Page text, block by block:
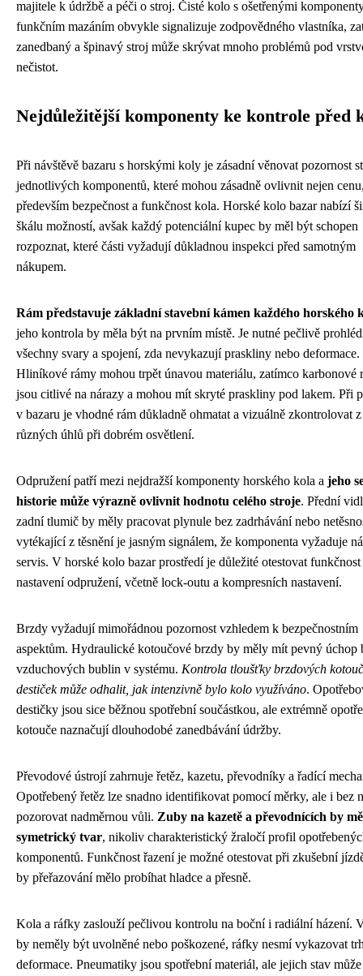
majitele k údržbě a péči o stroj. Čisté kolo s ošetřenými
funkčním mazáním obvykle signalizuje zodpovědného vlastníka,
zanedbaný a špinavý stroj může skrývat mnoho problémů pod
nečistot.
Nejdůležitější komponenty ke kontrole před
Při návštěvě bazaru s horskými koly je zásadní věnovat pozornost
jednotlivých komponentů, které mohou zásadně ovlivnit nejen
především bezpečnost a funkčnost kola. Horské kolo bazar nabízí
škálu možností, avšak každý potenciální kupec by měl být schopen
rozpoznat, které části vyžadují důkladnou inspekci před samotným
nákupem.
Rám představuje základní stavební kámen každého horského
jeho kontrola by měla být na prvním místě. Je nutné pečlivě
všechny svary a spojení, zda nevykazují praskliny nebo deformace.
Hliníkové rámy mohou trpět únavou materiálu, zatímco karbonové
jsou citlivé na nárazy a mohou mít skryté praskliny pod lakem. Při
v bazaru je vhodné rám důkladně ohmatat a vizuálně zkontrolovat z
různých úhlů při dobrém osvětlení.
Odpružení patří mezi nejdražší komponenty horského kola a jeho
historie může výrazně ovlivnit hodnotu celého stroje. Přední
zadní tlumič by měly pracovat plynule bez zadrhávání nebo
vytékající z těsnění je jasným signálem, že komponenta vyžaduje
servis. V horské kolo bazar prostředí je důležité otestovat funkčnost
nastavení odpružení, včetně lock-outu a kompresních nastavení.
Brzdy vyžadují mimořádnou pozornost vzhledem k bezpečnostním
aspektům. Hydraulické kotoučové brzdy by měly mít pevný úchop
vzduchových bublin v systému. Kontrola tloušťky brzdových
destiček může odhalit, jak intenzivně bylo kolo využíváno.
destičky jsou sice běžnou spotřební součástkou, ale extrémně
kotouče naznačují dlouhodobé zanedbávání údržby.
Převodové ústrojí zahrnuje řetěz, kazetu, převodníky a řadící
Opotřebený řetěz lze snadno identifikovat pomocí měrky, ale i bez
pozorovat nadměrnou vůli. Zuby na kazetě a převodnících by
symetrický tvar, nikoliv charakteristický žraločí profil
komponentů. Funkčnost řazení je možné otestovat při zkušební
by přeřazování mělo probíhat hladce a přesně.
Kola a ráfky zaslouží pečlivou kontrolu na boční i radiální házení.
by neměly být uvolněné nebo poškozené, ráfky nesmí vykazovat
deformace. Pneumatiky jsou spotřební materiál, ale jejich stav může